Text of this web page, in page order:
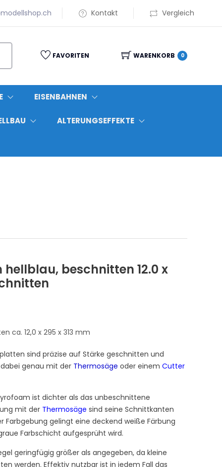
Kontakt Vergleich
FAVORITEN WARENKORB 0
EISENBAHNEN
ALTERUNGSEFFEKTE
hellblau, beschnitten 12.0 x
ca. 12,0 x 295 x 313 mm
sind präzise auf Stärke geschnitten und
genau mit der Thermosäge oder einem Cutter
ist dichter als das unbeschnittene
mit der Thermosäge sind seine Schnittkanten
Farbgebung gelingt eine deckend weiße Färbung
Farbschicht aufgesprüht wird.
geringfügig größer als angegeben, da kleine
werden. Effektiv nutzbar ist in jedem Fall das